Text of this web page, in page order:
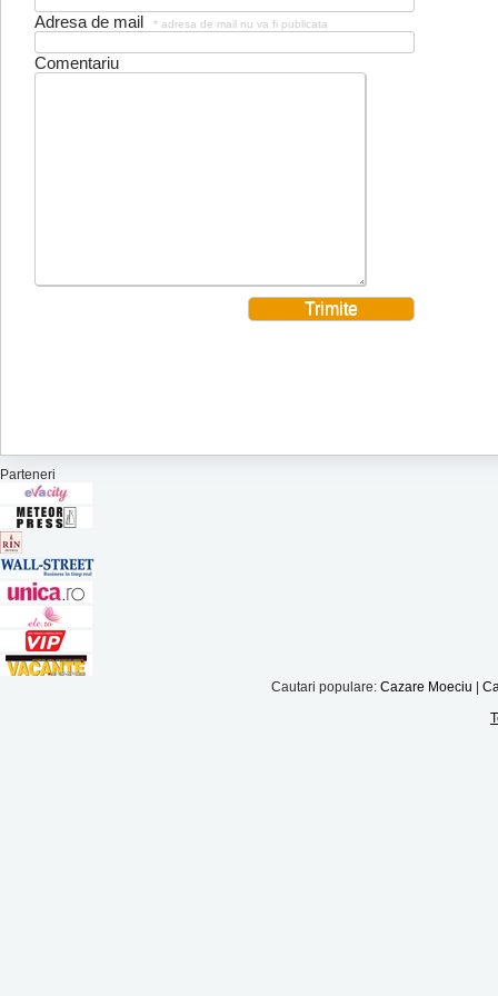
Adresa de mail * adresa de mail nu va fi publicata
Comentariu
Parteneri
Cautari populare: Cazare Moeciu